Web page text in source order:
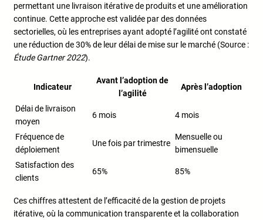
permettant une livraison itérative de produits et une amélioration
continue. Cette approche est validée par des données
sectorielles, où les entreprises ayant adopté l’agilité ont constaté
une réduction de 30% de leur délai de mise sur le marché (Source :
Étude Gartner 2022).
Indicateur
Avant l’adoption de
l’agilité
Après l’adoption
Délai de livraison
moyen
6 mois 4 mois
Fréquence de
déploiement
Une fois par trimestre
Mensuelle ou
bimensuelle
Satisfaction des
clients
65% 85%
Ces chiffres attestent de l’efficacité de la gestion de projets
itérative, où la communication transparente et la collaboration